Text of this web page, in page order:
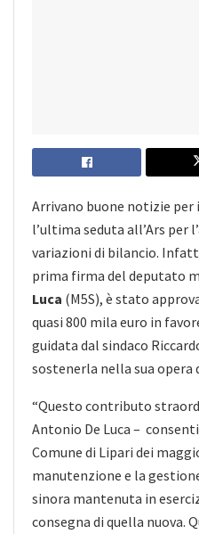
Arrivano buone notizie per
l’ultima seduta all’Ars per
variazioni di bilancio.
prima firma del deputato
Luca (M5S), è stato
quasi 800 mila euro in
guidata dal sindaco
sostenerla nella sua opera
“Questo contributo
Antonio De Luca –
Comune di Lipari dei
manutenzione e la
sinora mantenuta in
consegna di quella nuova.